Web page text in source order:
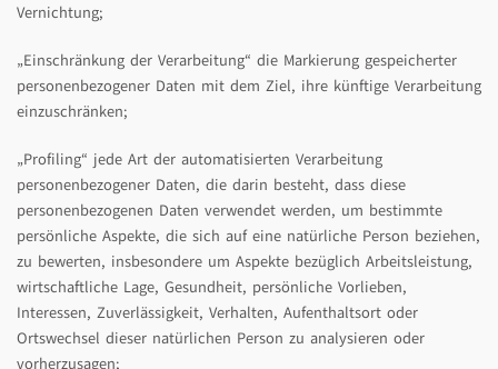
Vernichtung;
„Einschränkung der Verarbeitung“ die Markierung gespeicherter
personenbezogener Daten mit dem Ziel, ihre künftige Verarbeitung
einzuschränken;
„Profiling“ jede Art der automatisierten Verarbeitung
personenbezogener Daten, die darin besteht, dass diese
personenbezogenen Daten verwendet werden, um bestimmte
persönliche Aspekte, die sich auf eine natürliche Person beziehen,
zu bewerten, insbesondere um Aspekte bezüglich Arbeitsleistung,
wirtschaftliche Lage, Gesundheit, persönliche Vorlieben,
Interessen, Zuverlässigkeit, Verhalten, Aufenthaltsort oder
Ortswechsel dieser natürlichen Person zu analysieren oder
vorherzusagen;